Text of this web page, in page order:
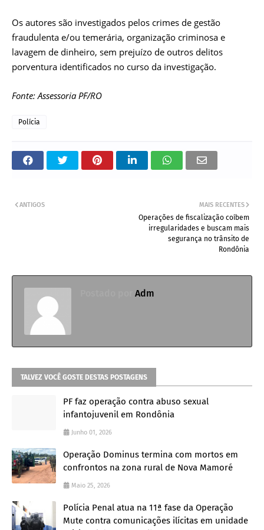
Os autores são investigados pelos crimes de gestão
fraudulenta e/ou temerária, organização criminosa e
lavagem de dinheiro, sem prejuízo de outros delitos
porventura identificados no curso da investigação.
Fonte: Assessoria PF/RO
Polícia
MAIS RECENTES
Operações de fiscalização coíbem
irregularidades e buscam mais
segurança no trânsito de
Rondônia
ANTIGOS
Adm
TALVEZ VOCÊ GOSTE DESTAS POSTAGENS
PF faz operação contra abuso sexual
infantojuvenil em Rondônia
Junho 01, 2026
Operação Dominus termina com mortos em
confrontos na zona rural de Nova Mamoré
Maio 25, 2026
Polícia Penal atua na 11ª fase da Operação
Mute contra comunicações ilícitas em unidade